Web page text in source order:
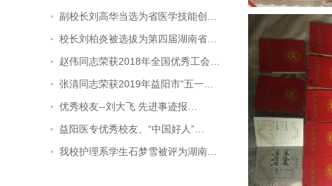
副校长刘高华当选为省医学技能创…
校长刘柏炎被选拔为第四届湖南省…
赵伟同志荣获2018年全国优秀工会…
张清同志荣获2019年益阳市“五一…
优秀校友--刘大飞 先进事迹报…
益阳医专优秀校友、“中国好人”…
我校护理系学生石梦雪被评为湖南…